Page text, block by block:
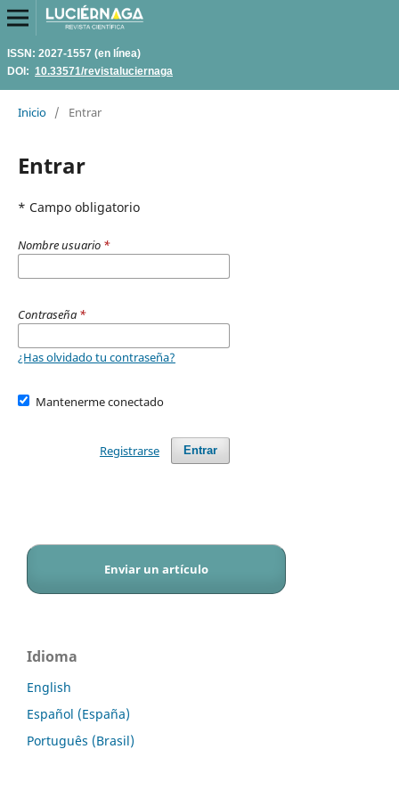
ISSN: 2027-1557 (en línea)
DOI: 10.33571/revistaluciernaga
Inicio / Entrar
Entrar
* Campo obligatorio
Nombre usuario *
Contraseña *
¿Has olvidado tu contraseña?
Mantenerme conectado
Entrar
Registrarse
Enviar un artículo
Idioma
English
Español (España)
Português (Brasil)